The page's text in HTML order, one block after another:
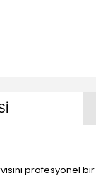
profesyonel bir